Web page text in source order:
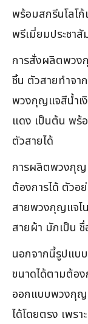
พร้อมสกรีนโลโ
พรีเมี่ยมประชา
การสั่งผลิตพวง
ชิ้น ตัวสายทำจา
พวงกุญแจสีน้ำ
แดง เป็นต้น พร้
ตัวสายได้
การผลิตพวงกุญ
ต้องการได้ ตัว
สายพวงกุญแจไ
สายผ้า มักเป็น
นอกจากนี้รูปแบ
ขนาดได้ตามต้อ
ออกแบบพวงกุญ
ได้โดยตรง เพร